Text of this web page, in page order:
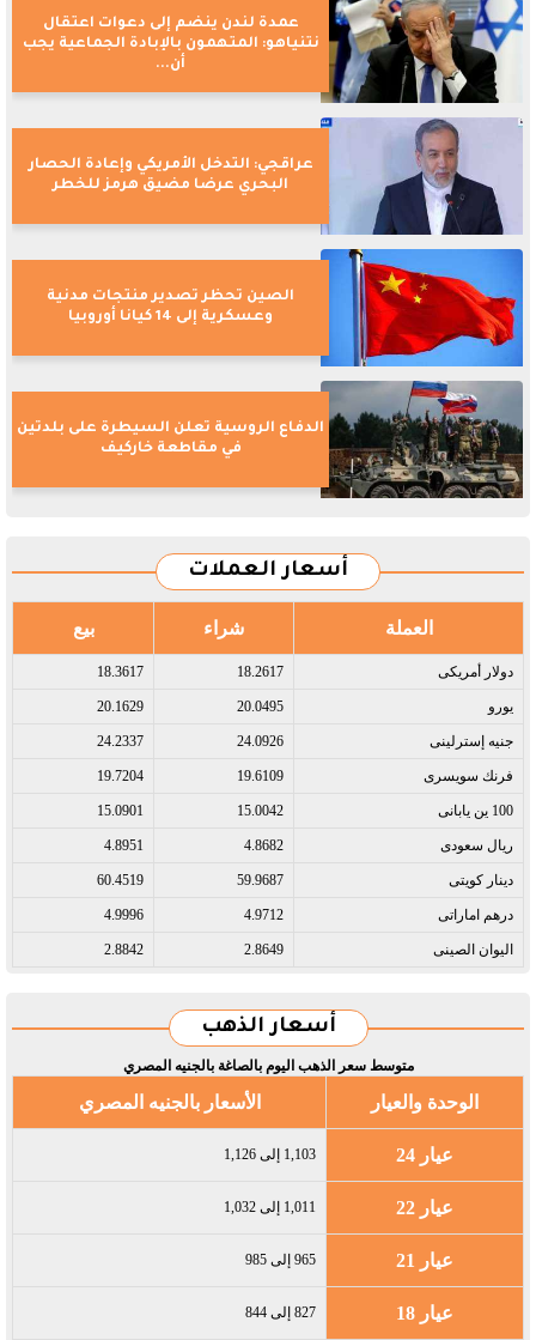
عمدة لندن ينضم إلى دعوات اعتقال
نتنياهو: المتهمون بالإبادة الجماعية يجب
أن...
عراقجي: التدخل الأمريكي وإعادة الحصار
البحري عرضا مضيق هرمز للخطر
الصين تحظر تصدير منتجات مدنية
وعسكرية إلى 14 كيانا أوروبيا
الدفاع الروسية تعلن السيطرة على بلدتين
في مقاطعة خاركيف
أسعار العملات
العملة شراء بيع
دولار أمريكى​ 18.2617
18.3617
يورو​ 20.0495
20.1629
جنيه إسترلينى​ 24.0926
24.2337
فرنك سويسرى​ 19.6109
19.7204
100 ين يابانى​ 15.0042
15.0901
ريال سعودى​ 4.8682
4.8951
دينار كويتى​ 59.9687
60.4519
درهم اماراتى​ 4.9712
4.9996
اليوان الصينى​ 2.8649
2.8842
أسعار الذهب
متوسط سعر الذهب اليوم بالصاغة بالجنيه المصري
الوحدة والعيار الأسعار بالجنيه المصري
عيار 24 1,103 إلى 1,126
عيار 22 1,011 إلى 1,032
عيار 21 965 إلى 985
عيار 18 827 إلى 844